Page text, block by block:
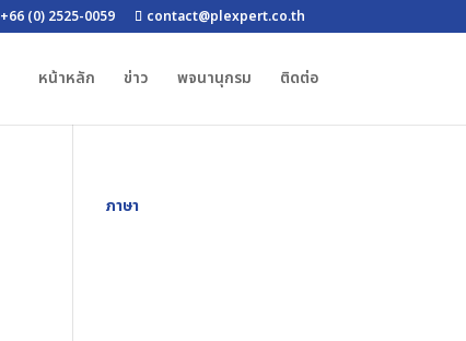
+66 (0) 2525-0059 contact@plexpert.co.th
หน้าหลัก ข่าว พจนานุกรม ติดต่อ
ภาษา